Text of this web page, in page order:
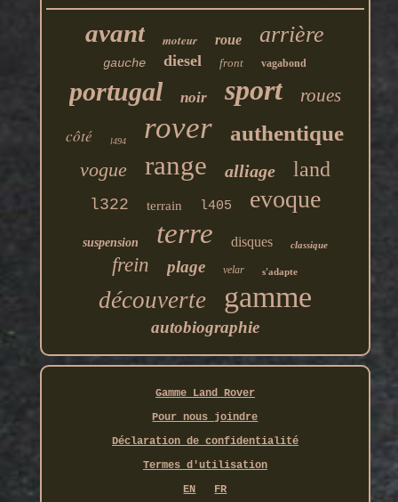
avant moteur roue arrière
gauche diesel front vagabond
portugal noir sport roues
côté l494 rover authentique
vogue range alliage land
l322 terrain l405 evoque
suspension terre disques classique
frein plage velar s'adapte
découverte gamme
autobiographie
Gamme Land Rover
Pour nous joindre
Déclaration de confidentialité
Termes d'utilisation
EN
FR